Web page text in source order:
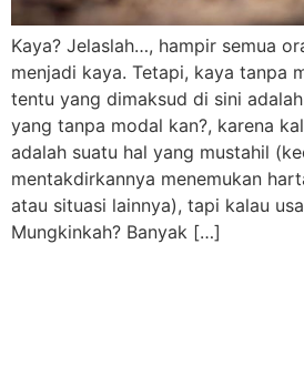
Kaya? Jelaslah…, hampir semua
menjadi kaya. Tetapi, kaya tanpa
tentu yang dimaksud di sini
yang tanpa modal kan?, karena
adalah suatu hal yang mustahil
mentakdirkannya menemukan
atau situasi lainnya), tapi kalau
Mungkinkah? Banyak […]